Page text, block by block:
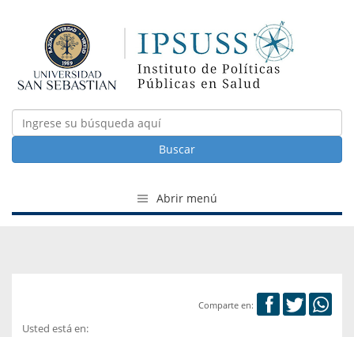
Buscar
Abrir menú
Comparte en:
Usted está en: